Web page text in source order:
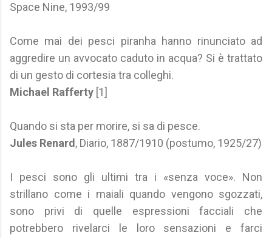
Space Nine, 1993/99
Come mai dei pesci piranha hanno rinunciato ad
aggredire un avvocato caduto in acqua? Si è trattato
di un gesto di cortesia tra colleghi.
Michael Rafferty [1]
Quando si sta per morire, si sa di pesce.
Jules Renard , Diario, 1887/1910 (postumo, 1925/27)
I pesci sono gli ultimi tra i «senza voce». Non
strillano come i maiali quando vengono sgozzati,
sono privi di quelle espressioni facciali che
potrebbero rivelarci le loro sensazioni e farci